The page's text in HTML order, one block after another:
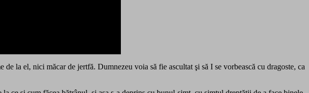
la el, nici măcar de jertfă. Dumnezeu voia să fie ascultat şi să I se vorbească cu dragoste, ca